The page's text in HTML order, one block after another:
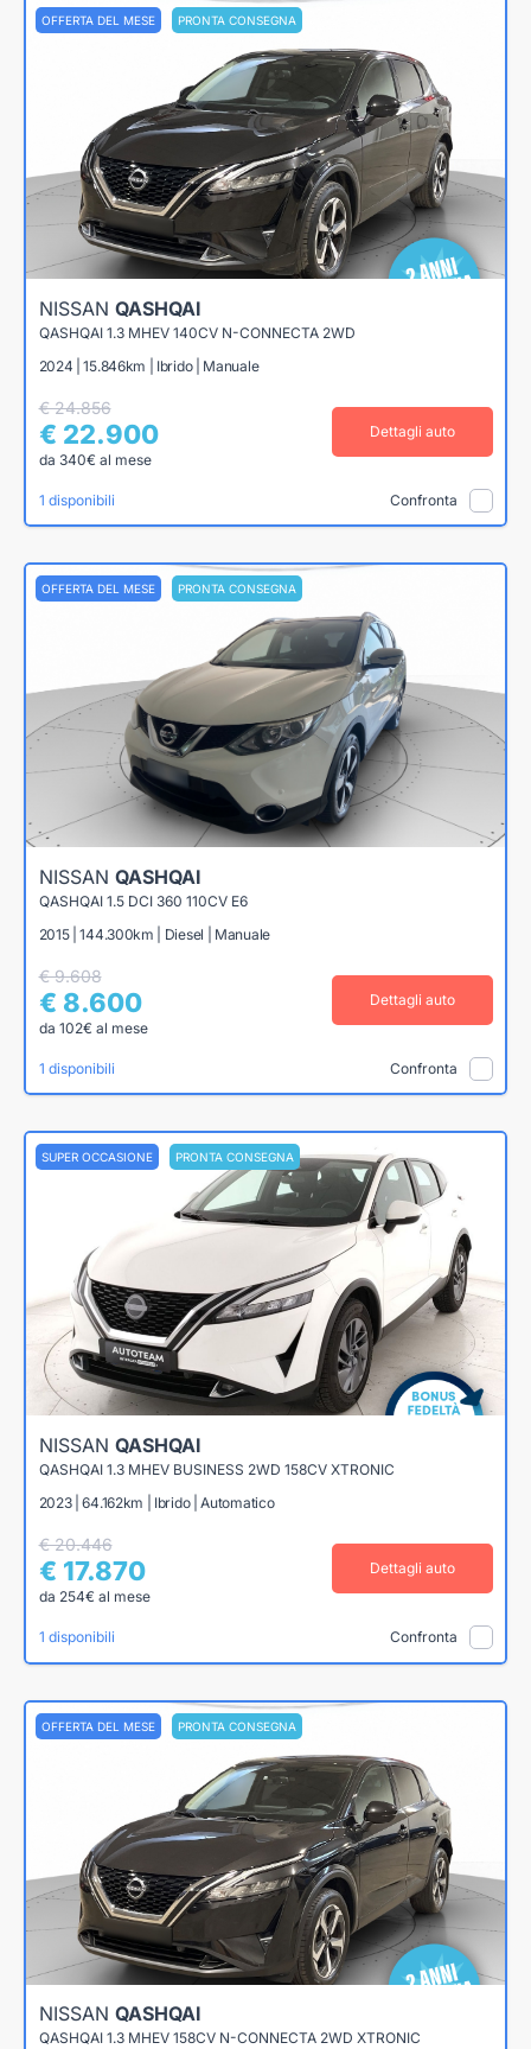
OFFERTA DEL MESE PRONTA CONSEGNA
NISSAN QASHQAI
QASHQAI 1.3 MHEV 140CV N-CONNECTA 2WD
2024 | 15.846km | Ibrido | Manuale
€ 24.856
€ 22.900
da 340€ al mese
Dettagli auto
1 disponibili Confronta
OFFERTA DEL MESE PRONTA CONSEGNA
NISSAN QASHQAI
QASHQAI 1.5 DCI 360 110CV E6
2015 | 144.300km | Diesel | Manuale
€ 9.608
€ 8.600
da 102€ al mese
Dettagli auto
1 disponibili Confronta
SUPER OCCASIONE PRONTA CONSEGNA
NISSAN QASHQAI
QASHQAI 1.3 MHEV BUSINESS 2WD 158CV XTRONIC
2023 | 64.162km | Ibrido | Automatico
€ 20.446
€ 17.870
da 254€ al mese
Dettagli auto
1 disponibili Confronta
OFFERTA DEL MESE PRONTA CONSEGNA
NISSAN QASHQAI
QASHQAI 1.3 MHEV 158CV N-CONNECTA 2WD XTRONIC